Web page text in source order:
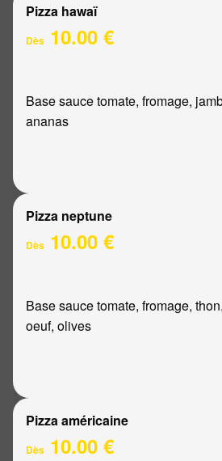
Pizza hawaï
Dès 10.00 €
Base sauce tomate, fromage,
ananas
Pizza neptune
Dès 10.00 €
Base sauce tomate, fromage,
oeuf, olives
Pizza américaine
Dès 10.00 €